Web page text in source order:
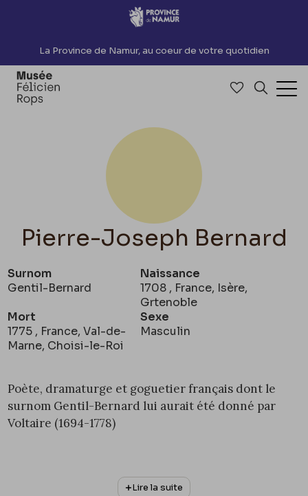
Accèder directement au contenu
La Province de Namur, au coeur de votre quotidien
Accéder à
Pierre-Joseph Bernard
Surnom
Gentil-Bernard
Naissance
1708 , France, Isère,
Grtenoble
Mort
1775 , France, Val-de-
Marne, Choisi-le-Roi
Sexe
Masculin
Poète, dramaturge et goguetier français dont le
surnom Gentil-Bernard lui aurait été donné par
Voltaire (1694-1778)
Lire la suite